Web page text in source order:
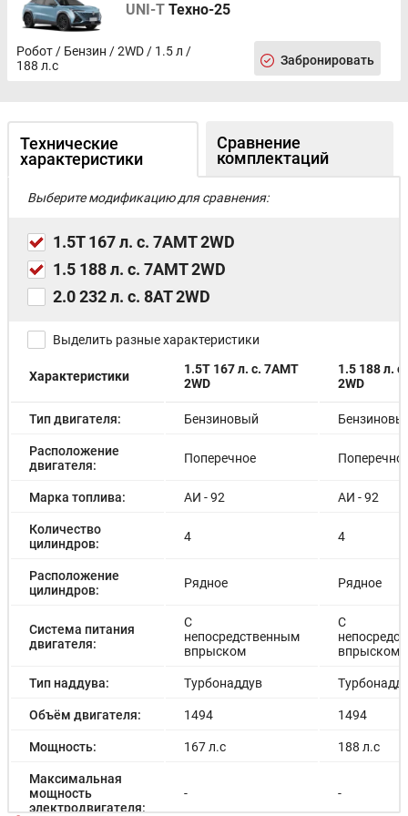
UNI-T Техно-25
Робот / Бензин / 2WD / 1.5 л /
188 л.с
Забронировать
Технические
характеристики
Сравнение
комплектаций
Выберите модификацию для сравнения:
1.5T 167 л. с. 7AMT 2WD
1.5 188 л. с. 7AMT 2WD
2.0 232 л. с. 8AT 2WD
Выделить разные характеристики
Характеристики
1.5T 167 л. с. 7AMT
2WD
1.5 188 л.
2WD
Тип двигателя: Бензиновый
Расположение
двигателя:
Поперечное
Марка топлива: АИ - 92 АИ - 92
Количество
цилиндров:
4 4
Расположение
цилиндров:
Рядное Рядное
Система питания
двигателя:
С
непосредственным
впрыском
С
впрыском
Тип наддува: Турбонаддув
Объём двигателя: 1494 1494
Мощность: 167 л.с 188 л.с
Максимальная
мощность
электродвигателя:
- -